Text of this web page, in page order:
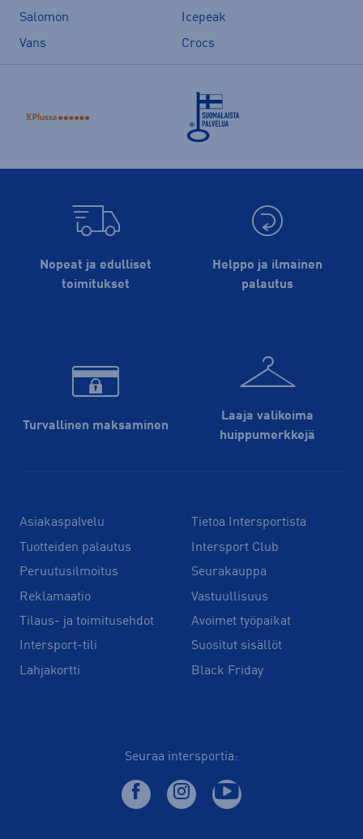
Salomon
Icepeak
Vans
Crocs
Nopeat ja edulliset
toimitukset
Helppo ja ilmainen
palautus
Turvallinen maksaminen
Laaja valikoima
huippu­merkkejä
Asiakaspalvelu
Tuotteiden palautus
Peruutusilmoitus
Reklamaatio
Tilaus- ja toimitusehdot
Intersport-tili
Lahjakortti
Tietoa Intersportista
Intersport Club
Seurakauppa
Vastuullisuus
Avoimet työpaikat
Suositut sisällöt
Black Friday
Seuraa intersportia: